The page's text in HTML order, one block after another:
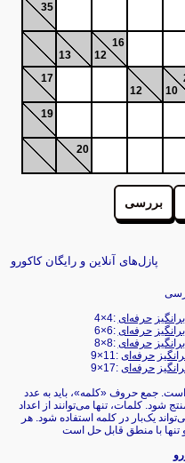
35
13
16
12
17
12
10
19
20
بررسی
پازل‌های آنلاین و رایگان کاکورو
4×4: حرفه‌ای
6×6: حرفه‌ای
8×8: حرفه‌ای
9×11: حرفه‌ای
9×17: حرفه‌ای
است. جمع حروف «کلمه»، باید به عدد
شود. کلمات، تنها می‌توانند از اعداد